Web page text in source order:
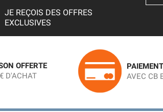
JE REÇOIS DES OFFRES
EXCLUSIVES
OFFERTE
D'ACHAT
AVEC CB